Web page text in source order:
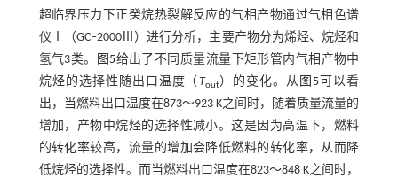
超临界压力下正癸烷热裂解反应的气相产物通过气相色谱
仪Ⅰ（GC‒2000Ⅲ）进行分析，主要产物分为烯烃、烷烃和
氢气3类。
图5给出了不同质量流量下矩形管内气相产物中
烷烃的选择性随出口温度（ Tout）的变化。从 图5 可以看
出，当燃料出口温度在873～923 K之间时，随着质量流量的
增加，产物中烷烃的选择性减小。这是因为高温下，燃料
的转化率较高，流量的增加会降低燃料的转化率，从而降
低烷烃的选择性。而当燃料出口温度在823～848 K之间时，